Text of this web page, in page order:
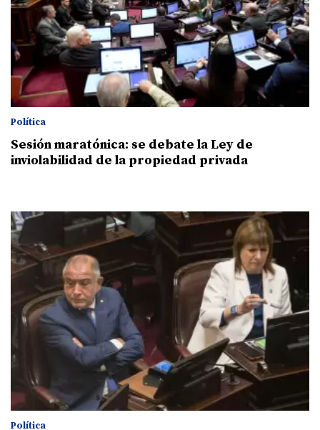
Política
Sesión maratónica: se debate la Ley de
inviolabilidad de la propiedad privada
Política